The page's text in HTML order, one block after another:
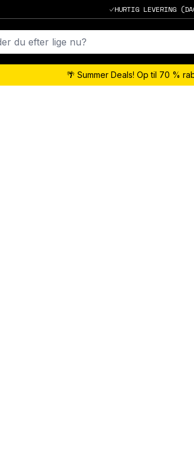
HURTIG LEVERING
🌴 Summer Deals! Op til 70 %